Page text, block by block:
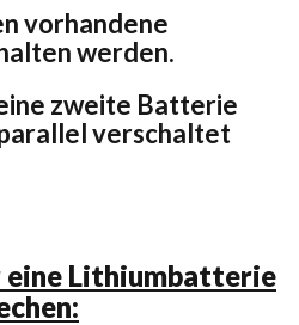
vorhandene
werden.
zweite Batterie
verschaltet
eine Lithiumbatterie